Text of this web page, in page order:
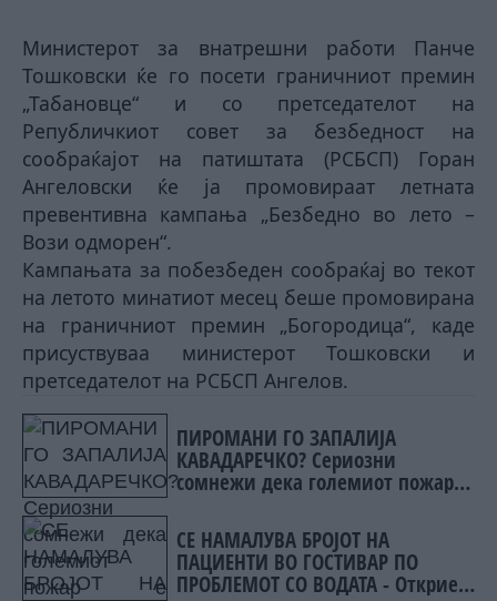
Министерот за внатрешни работи Панче
Тошковски ќе го посети граничниот премин
„Табановце“ и со претседателот на
Републичкиот совет за безбедност на
сообраќајот на патиштата (РСБСП) Горан
Ангеловски ќе ја промовираат летната
превентивна кампања „Безбедно во лето –
Вози одморен“.
Кампањата за побезбеден сообраќај во текот
на летото минатиот месец беше промовирана
на граничниот премин „Богородица“, каде
присуствуваа министерот Тошковски и
претседателот на РСБСП Ангелов.
ПИРОМАНИ ГО ЗАПАЛИЈА
КАВАДАРЕЧКО? Сериозни
сомнежи дека големиот пожар е
СЕ НАМАЛУВА БРОЈОТ НА
ПАЦИЕНТИ ВО ГОСТИВАР ПО
ПРОБЛЕМОТ СО ВОДАТА - Откриен